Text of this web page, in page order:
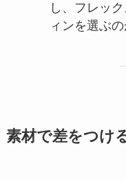
し、フレッ
ィンを選ぶ
素材で差をつけ